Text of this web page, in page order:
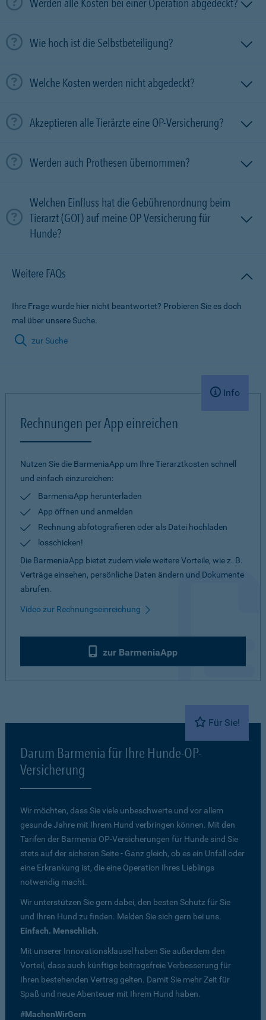
Werden alle Kosten bei einer Operation abgedeckt?
Wie hoch ist die Selbstbeteiligung?
Welche Kosten werden nicht abgedeckt?
Akzeptieren alle Tierärzte eine OP-Versicherung?
Werden auch Prothesen übernommen?
Welchen Einfluss hat die Gebührenordnung beim
Tierarzt (GOT) auf meine OP Versicherung für
Hunde?
Weitere FAQs
Ihre Frage wurde hier nicht beantwortet? Probieren Sie es doch
mal über unsere Suche.
zur Suche
Info
Rechnungen per App einreichen
Nutzen Sie die BarmeniaApp um Ihre Tierarztkosten schnell
und einfach einzureichen:
BarmeniaApp herunterladen
App öffnen und anmelden
Rechnung abfotografieren oder als Datei hochladen
losschicken!
Die BarmeniaApp bietet zudem viele weitere Vorteile, wie z. B.
Verträge einsehen, persönliche Daten ändern und Dokumente
abrufen.
Video zur Rechnungseinreichung
zur BarmeniaApp
Für Sie!
Darum Barmenia für Ihre Hunde-OP-
Versicherung
Wir möchten, dass Sie viele unbeschwerte und vor allem
gesunde Jahre mit Ihrem Hund verbringen können. Mit den
Tarifen der Barmenia OP-Versicherungen für Hunde sind Sie
stets auf der sicheren Seite - Ganz gleich, ob es ein Unfall oder
eine Erkrankung ist, die eine Operation Ihres Lieblings
notwendig macht.
Wir unterstützen Sie gern dabei, den besten Schutz für Sie
und Ihren Hund zu finden. Melden Sie sich gern bei uns.
Einfach. Menschlich.
Mit unserer Innovationsklausel haben Sie außerdem den
Vorteil, dass auch künftige beitragsfreie Verbesserung für
Ihren bestehenden Vertrag gelten. Damit Sie mehr Zeit für
Spaß und neue Abenteuer mit Ihrem Hund haben.
#MachenWirGern